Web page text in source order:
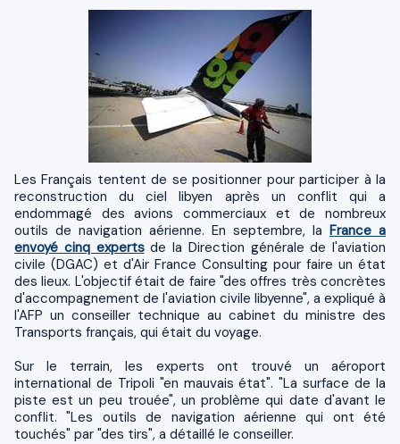
Les Français tentent de se positionner pour participer à la
reconstruction du ciel libyen après un conflit qui a
endommagé des avions commerciaux et de nombreux
outils de navigation aérienne. En septembre, la France a
envoyé cinq expertsde la Direction générale de l'aviation
civile (DGAC) et d'Air France Consulting pour faire un état
des lieux. L'objectif était de faire "des offres très concrètes
d'accompagnement de l'aviation civile libyenne", a expliqué à
l'AFP un conseiller technique au cabinet du ministre des
Transports français, qui était du voyage.
Sur le terrain, les experts ont trouvé un aéroport
international de Tripoli "en mauvais état". "La surface de la
piste est un peu trouée", un problème qui date d'avant le
conflit. "Les outils de navigation aérienne qui ont été
touchés" par "des tirs", a détaillé le conseiller.